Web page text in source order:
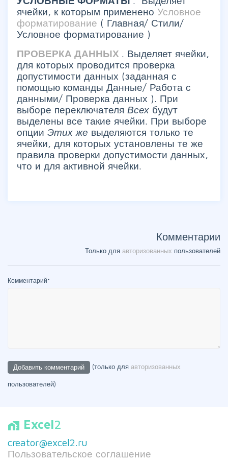
ячейки, к которым применено Условное
форматирование ( Главная/ Стили/
Условное форматирование )
ПРОВЕРКА ДАННЫХ . Выделяет ячейки,
для которых проводится проверка
допустимости данных (заданная с
помощью команды Данные/ Работа с
данными/ Проверка данных ). При
выборе переключателя Всех будут
выделены все такие ячейки. При выборе
опции Этих же выделяются только те
ячейки, для которых установлены те же
правила проверки допустимости данных,
что и для активной ячейки.
Комментарии
Только для авторизованных пользователей
Комментарий*
(только для авторизованных
пользователей)
home_work Excel2
creator@excel2.ru
Пользовательское соглашение